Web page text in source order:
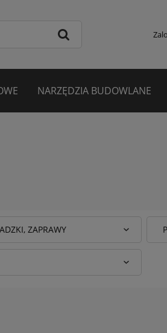
NARZĘDZIA BUDOWLANE
ZAPRAWY